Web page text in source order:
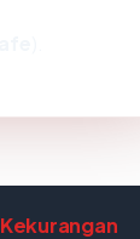
Kekurangan